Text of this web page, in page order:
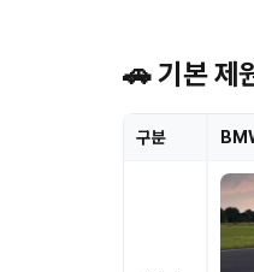
🚗 기본 제
구분